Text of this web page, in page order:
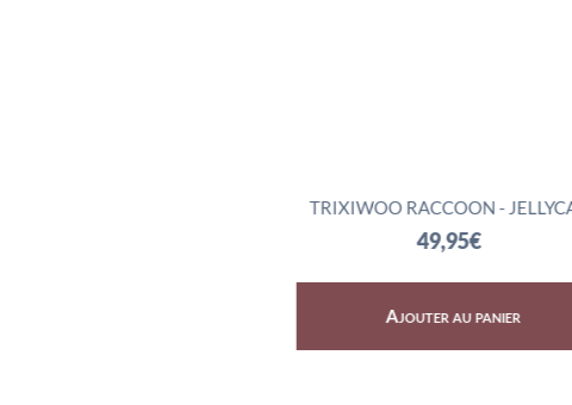
TRIXIWOO RACCOON -
49,95€
Ajouter au panier